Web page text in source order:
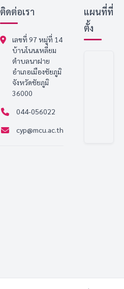
ติดต่อเรา
เลขที่ 97 หมู่ที่ 14
บ้านโนนเหลี่ยม
ตำบลนาฝาย
อำเภอเมืองชัยภูมิ
จังหวัดชัยภูมิ
36000
044-056022
cyp@mcu.ac.th
แผนที่ที่
ตั้ง